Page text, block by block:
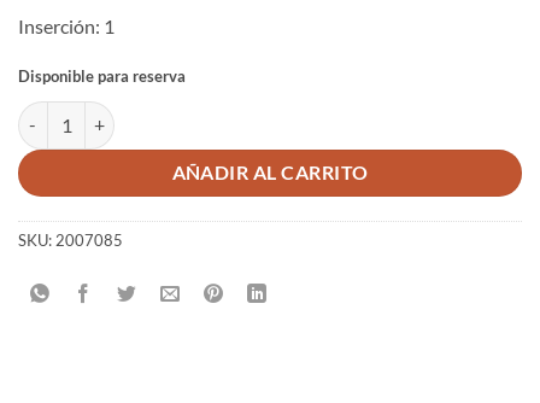
Inserción: 1
Disponible para reserva
CARTERA ZIPPO SAFFIANO PARA TARJETAS cantidad
AÑADIR AL CARRITO
SKU:2007085